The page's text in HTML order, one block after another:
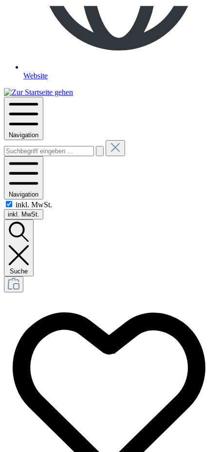
Website
Navigation
Navigation
inkl. MwSt.
inkl. MwSt.
Suche